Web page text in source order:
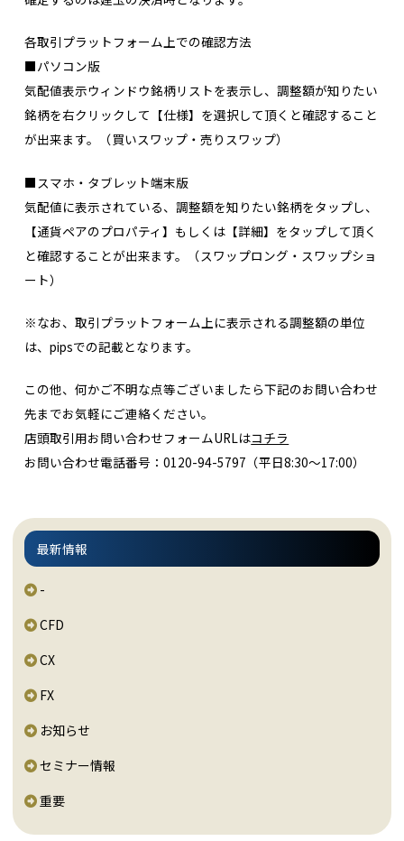
各取引プラットフォーム上での確認方法
■パソコン版
気配値表示ウィンドウ銘柄リストを表示し、調整額が知りたい
銘柄を右クリックして【仕様】を選択して頂くと確認すること
が出来ます。（買いスワップ・売りスワップ）
■スマホ・タブレット端末版
気配値に表示されている、調整額を知りたい銘柄をタップし、
【通貨ペアのプロパティ】もしくは【詳細】をタップして頂く
と確認することが出来ます。（スワップロング・スワップショ
ート）
※なお、取引プラットフォーム上に表示される調整額の単位
は、pipsでの記載となります。
この他、何かご不明な点等ございましたら下記のお問い合わせ
先までお気軽にご連絡ください。
店頭取引用お問い合わせフォームURLはコチラ
お問い合わせ電話番号：0120-94-5797（平日8:30～17:00）
最新情報
-
CFD
CX
FX
お知らせ
セミナー情報
重要